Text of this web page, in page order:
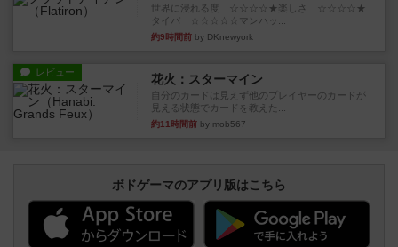
世界に浸れる度 ☆☆☆☆★楽しさ ☆☆☆☆★
タイパ ☆☆☆☆☆マンハッ...
約9時間前 by DKnewyork
レビュー 花火：スターマイン
自分のカードは見えず他のプレイヤーのカードが
見える状態でカードを教えた...
約11時間前 by mob567
ボドゲーマのアプリ版はこちら